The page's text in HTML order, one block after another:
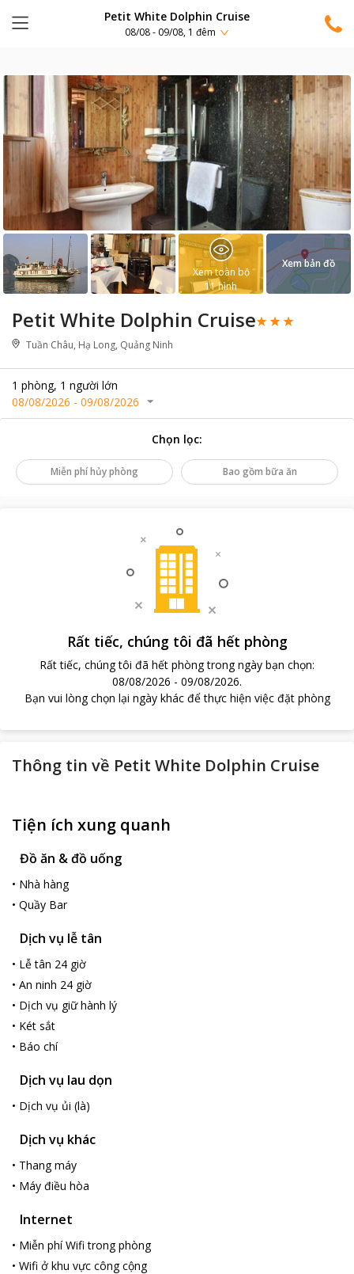
Petit White Dolphin Cruise
08/08 - 09/08, 1 đêm
Petit White Dolphin Cruise
Tuần Châu, Hạ Long, Quảng Ninh
1 phòng, 1 người lớn
08/08/2026 - 09/08/2026
Xem toàn bộ
11hình
Xem bản đồ
Chọn lọc:
Miễn phí hủy phòng Bao gồm bữa ăn
Rất tiếc, chúng tôi đã hết phòng
Rất tiếc, chúng tôi đã hết phòng trong ngày bạn chọn:
08/08/2026 - 09/08/2026.
Bạn vui lòng chọn lại ngày khác để thực hiện việc đặt phòng
Thông tin về Petit White Dolphin Cruise
Tiện ích xung quanh
Đồ ăn & đồ uống
• Nhà hàng
• Quầy Bar
Dịch vụ lễ tân
• Lễ tân 24 giờ
• An ninh 24 giờ
• Dịch vụ giữ hành lý
• Két sắt
• Báo chí
Dịch vụ lau dọn
• Dịch vụ ủi (là)
Dịch vụ khác
• Thang máy
• Máy điều hòa
Internet
• Miễn phí Wifi trong phòng
• Wifi ở khu vực công cộng